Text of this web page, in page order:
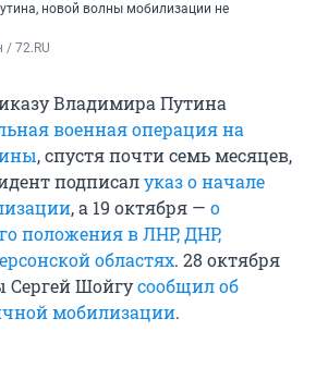
новой волны мобилизации не
/ 72.RU
Владимира Путина
военная операция на
, спустя почти семь месяцев,
подписалуказ о начале
, а 19 октября — о
положения в ЛНР, ДНР,
областях. 28 октября
Сергей Шойгусообщил об
мобилизации.